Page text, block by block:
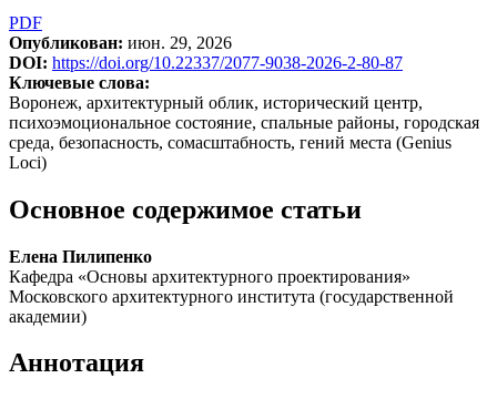
PDF
Опубликован: июн. 29, 2026
DOI: https://doi.org/10.22337/2077-9038-2026-2-80-87
Ключевые слова:
Воронеж, архитектурный облик, исторический центр,
психоэмоциональное состояние, спальные районы, городская
среда, безопасность, сомасштабность, гений места (Genius
Loci)
Основное содержимое статьи
Елена Пилипенко
Кафедра «Основы архитектурного проектирования»
Московского архитектурного института (государственной
академии)
Аннотация